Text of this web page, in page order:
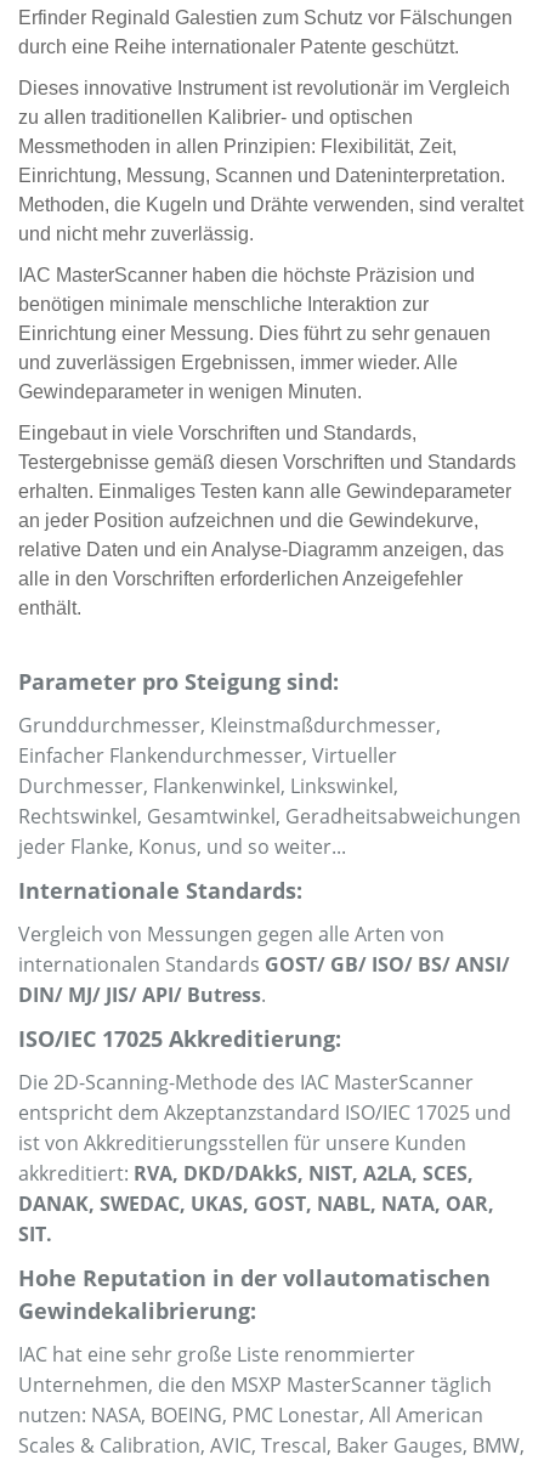
Erfinder Reginald Galestien zum Schutz vor Fälschungen
durch eine Reihe internationaler Patente geschützt.
Dieses innovative Instrument ist revolutionär im Vergleich
zu allen traditionellen Kalibrier- und optischen
Messmethoden in allen Prinzipien: Flexibilität, Zeit,
Einrichtung, Messung, Scannen und Dateninterpretation.
Methoden, die Kugeln und Drähte verwenden, sind veraltet
und nicht mehr zuverlässig.
IAC MasterScanner haben die höchste Präzision und
benötigen minimale menschliche Interaktion zur
Einrichtung einer Messung. Dies führt zu sehr genauen
und zuverlässigen Ergebnissen, immer wieder. Alle
Gewindeparameter in wenigen Minuten.
Eingebaut in viele Vorschriften und Standards,
Testergebnisse gemäß diesen Vorschriften und Standards
erhalten. Einmaliges Testen kann alle Gewindeparameter
an jeder Position aufzeichnen und die Gewindekurve,
relative Daten und ein Analyse-Diagramm anzeigen, das
alle in den Vorschriften erforderlichen Anzeigefehler
enthält.
Parameter pro Steigung sind:
Grunddurchmesser, Kleinstmaßdurchmesser,
Einfacher Flankendurchmesser, Virtueller
Durchmesser, Flankenwinkel, Linkswinkel,
Rechtswinkel, Gesamtwinkel, Geradheitsabweichungen
jeder Flanke, Konus, und so weiter...
Internationale Standards:
Vergleich von Messungen gegen alle Arten von
internationalen Standards GOST/ GB/ ISO/ BS/ ANSI/
DIN/ MJ/ JIS/ API/ Butress.
ISO/IEC 17025 Akkreditierung:
Die 2D-Scanning-Methode des IAC MasterScanner
entspricht dem Akzeptanzstandard ISO/IEC 17025 und
ist von Akkreditierungsstellen für unsere Kunden
akkreditiert: RVA, DKD/DAkkS, NIST, A2LA, SCES,
DANAK, SWEDAC, UKAS, GOST, NABL, NATA, OAR,
SIT.
Hohe Reputation in der vollautomatischen
Gewindekalibrierung:
IAC hat eine sehr große Liste renommierter
Unternehmen, die den MSXP MasterScanner täglich
nutzen: NASA, BOEING, PMC Lonestar, All American
Scales & Calibration, AVIC, Trescal, Baker Gauges, BMW,